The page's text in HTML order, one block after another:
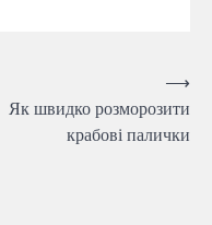
Як швидко розморозити
крабові палички
⟶